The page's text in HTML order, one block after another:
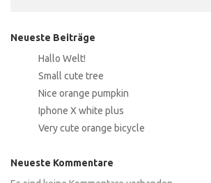
Neueste Beiträge
Hallo Welt!
Small cute tree
Nice orange pumpkin
Iphone X white plus
Very cute orange bicycle
Neueste Kommentare